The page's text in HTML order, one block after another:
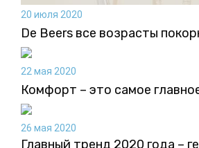
20 июля 2020
De Beers все возрасты
22 мая 2020
Комфорт – это самое
26 мая 2020
Главный тренд 2020 года –